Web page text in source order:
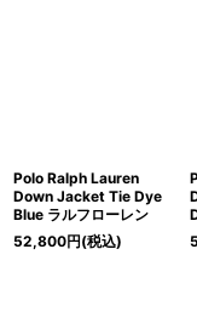
Polo Ralph Lauren
Down Jacket Tie Dye
Blue ラルフローレン
52,800円(税込)